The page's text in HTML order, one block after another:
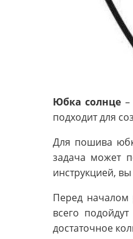
Юбка солнце
подходит для
Для пошива
задача может
инструкцией,
Перед началом
всего
достаточное